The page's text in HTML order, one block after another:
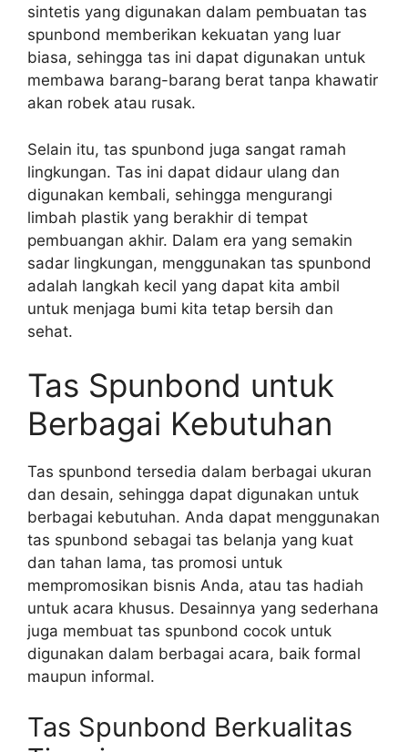
sintetis yang digunakan dalam pembuatan tas
spunbond memberikan kekuatan yang luar
biasa, sehingga tas ini dapat digunakan untuk
membawa barang-barang berat tanpa khawatir
akan robek atau rusak.
Selain itu, tas spunbond juga sangat ramah
lingkungan. Tas ini dapat didaur ulang dan
digunakan kembali, sehingga mengurangi
limbah plastik yang berakhir di tempat
pembuangan akhir. Dalam era yang semakin
sadar lingkungan, menggunakan tas spunbond
adalah langkah kecil yang dapat kita ambil
untuk menjaga bumi kita tetap bersih dan
sehat.
Tas Spunbond untuk
Berbagai Kebutuhan
Tas spunbond tersedia dalam berbagai ukuran
dan desain, sehingga dapat digunakan untuk
berbagai kebutuhan. Anda dapat menggunakan
tas spunbond sebagai tas belanja yang kuat
dan tahan lama, tas promosi untuk
mempromosikan bisnis Anda, atau tas hadiah
untuk acara khusus. Desainnya yang sederhana
juga membuat tas spunbond cocok untuk
digunakan dalam berbagai acara, baik formal
maupun informal.
Tas Spunbond Berkualitas